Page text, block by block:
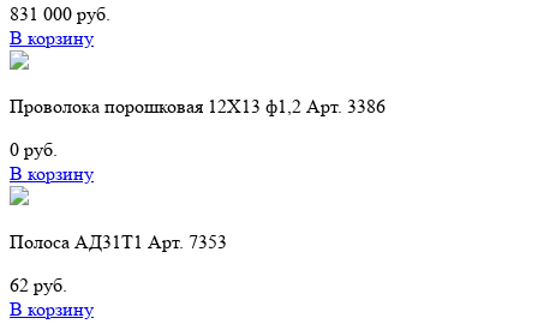
831 000 руб.
В корзину
Проволока порошковая 12Х13 ф1,2 Арт. 3386
0 руб.
В корзину
Полоса АД31Т1 Арт. 7353
62 руб.
В корзину